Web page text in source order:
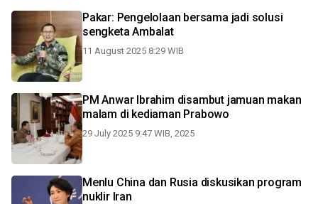
Pakar: Pengelolaan bersama jadi solusi
sengketa Ambalat
11 August 2025 8:29 WIB
PM Anwar Ibrahim disambut jamuan makan
malam di kediaman Prabowo
29 July 2025 9:47 WIB, 2025
Menlu China dan Rusia diskusikan program
nuklir Iran